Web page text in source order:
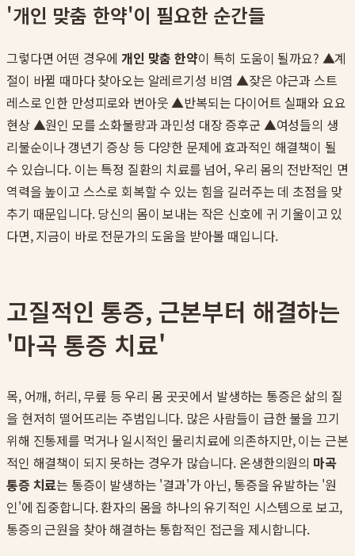
'개인 맞춤 한약'이 필요한 순간들
그렇다면 어떤 경우에개인 맞춤 한약이 특히 도움이 될까요? ▲계
절이 바뀔 때마다 찾아오는 알레르기성 비염 ▲잦은 야근과 스트
레스로 인한 만성피로와 번아웃 ▲반복되는 다이어트 실패와 요요
현상 ▲원인 모를 소화불량과 과민성 대장 증후군 ▲여성들의 생
리불순이나 갱년기 증상 등 다양한 문제에 효과적인 해결책이 될
수 있습니다. 이는 특정 질환의 치료를 넘어, 우리 몸의 전반적인 면
역력을 높이고 스스로 회복할 수 있는 힘을 길러주는 데 초점을 맞
추기 때문입니다. 당신의 몸이 보내는 작은 신호에 귀 기울이고 있
다면, 지금이 바로 전문가의 도움을 받아볼 때입니다.
고질적인 통증, 근본부터 해결하는
'마곡 통증 치료'
목, 어깨, 허리, 무릎 등 우리 몸 곳곳에서 발생하는 통증은 삶의 질
을 현저히 떨어뜨리는 주범입니다. 많은 사람들이 급한 불을 끄기
위해 진통제를 먹거나 일시적인 물리치료에 의존하지만, 이는 근본
적인 해결책이 되지 못하는 경우가 많습니다. 온생한의원의 마곡
통증 치료는 통증이 발생하는 '결과'가 아닌, 통증을 유발하는 '원
인'에 집중합니다. 환자의 몸을 하나의 유기적인 시스템으로 보고,
통증의 근원을 찾아 해결하는 통합적인 접근을 제시합니다.